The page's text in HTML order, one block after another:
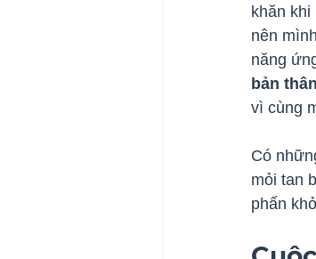
khăn
nên
năng
bản
vì cùng
Có
mỏi tan
phấn